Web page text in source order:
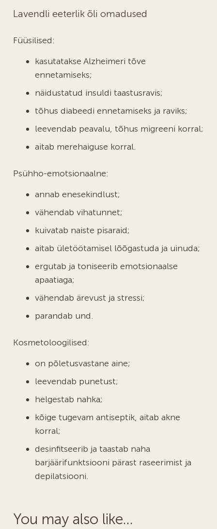
Lavendli eeterlik õli omadused
Füüsilised:
kasutatakse Alzheimeri tõve
ennetamiseks;
näidustatud insuldi taastusravis;
tõhus diabeedi ennetamiseks ja raviks;
leevendab peavalu, tõhus migreeni korral;
aitab merehaiguse korral.
Psühho-emotsionaalne:
annab enesekindlust;
vähendab vihatunnet;
kuivatab naiste pisaraid;
aitab ületöötamisel lõõgastuda ja uinuda;
ergutab ja toniseerib emotsionaalse
apaatiaga;
vähendab ärevust ja stressi;
parandab und.
Kosmetoloogilised:
on põletusvastane aine;
leevendab punetust;
helgestab nahka;
kõige tugevam antiseptik, aitab akne
korral;
desinfitseerib ja taastab naha
barjäärifunktsiooni pärast raseerimist ja
depilatsiooni.
You may also like…